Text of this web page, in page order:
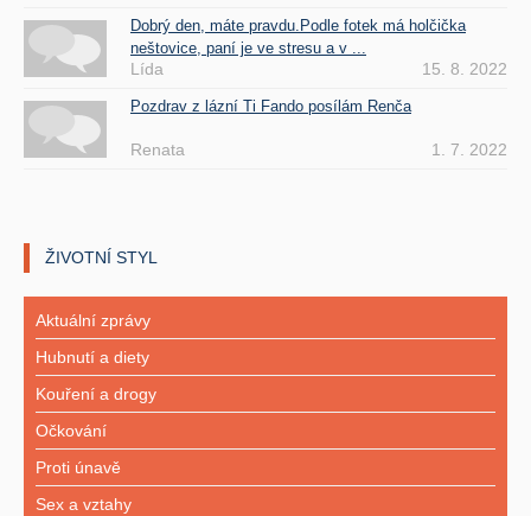
Dobrý den, máte pravdu.Podle fotek má holčička
neštovice, paní je ve stresu a v ...
Lída 15. 8. 2022
Pozdrav z lázní Ti Fando posílám Renča
Renata 1. 7. 2022
ŽIVOTNÍ STYL
Aktuální zprávy
Hubnutí a diety
Kouření a drogy
Očkování
Proti únavě
Sex a vztahy